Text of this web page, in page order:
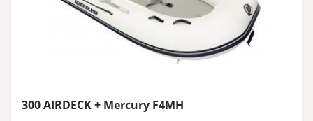
300 AIRDECK + Mercury F4MH